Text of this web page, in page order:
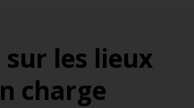
les lieux
charge